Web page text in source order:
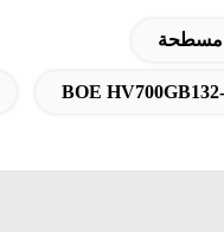
مسطحة